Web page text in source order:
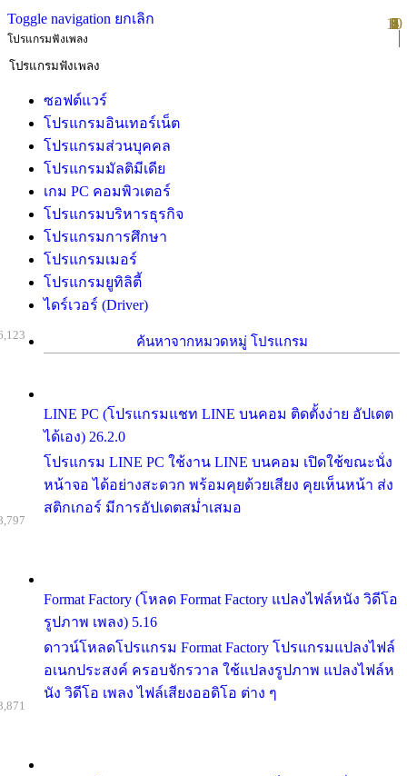
Toggle navigation ยกเลิก
โปรแกรมฟังเพลง
ซอฟต์แวร์
โปรแกรมอินเทอร์เน็ต
โปรแกรมส่วนบุคคล
โปรแกรมมัลติมีเดีย
เกม PC คอมพิวเตอร์
โปรแกรมบริหารธุรกิจ
โปรแกรมการศึกษา
โปรแกรมเมอร์
โปรแกรมยูทิลิตี้
ไดร์เวอร์ (Driver)
ค้นหาจากหมวดหมู่ โปรแกรม
LINE PC (โปรแกรมแชท LINE บนคอม ติดตั้งง่าย อัปเดต
ได้เอง) 26.2.0
โปรแกรม LINE PC ใช้งาน LINE บนคอม เปิดใช้ขณะนั่ง
หน้าจอ ได้อย่างสะดวก พร้อมคุยด้วยเสียง คุยเห็นหน้า ส่ง
สติกเกอร์ มีการอัปเดตสม่ำเสมอ
Format Factory (โหลด Format Factory แปลงไฟล์หนัง วิดีโอ
รูปภาพ เพลง) 5.16
ดาวน์โหลดโปรแกรม Format Factory โปรแกรมแปลงไฟล์
อเนกประสงค์ ครอบจักรวาล ใช้แปลงรูปภาพ แปลงไฟล์ห
นัง วิดีโอ เพลง ไฟล์เสียงออดิโอ ต่าง ๆ
1
2
3
4
5
6
7
8
9
10